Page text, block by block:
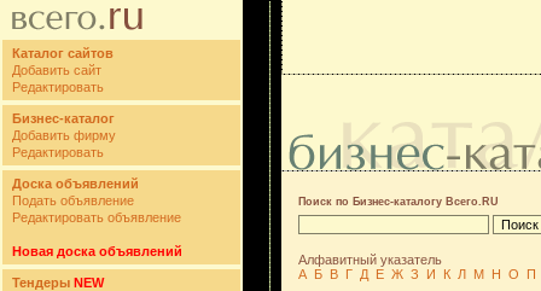
Каталог сайтов
Добавить сайт
Редактировать
Бизнес-каталог
Добавить фирму
Редактировать
Доска объявлений
Подать объявление
Редактировать объявление
Новая доска объявлений
Тендеры NEW
Поиск по Бизнес-каталогу Всего.RU
Алфавитный указатель
А Б В Г Д Е Ж З И К Л М Н О П